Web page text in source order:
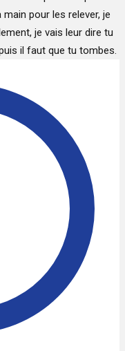
pour les relever, je
je vais leur dire tu
il faut que tu tombes.